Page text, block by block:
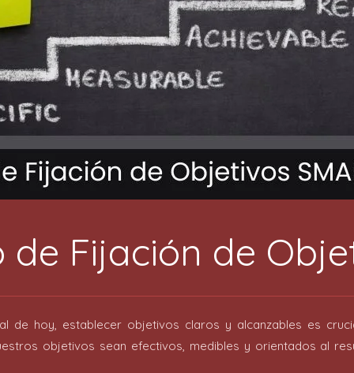
de Fijación de
de hoy, establecer objetivos claros y alcanzables es
objetivos sean efectivos, medibles y orientados al